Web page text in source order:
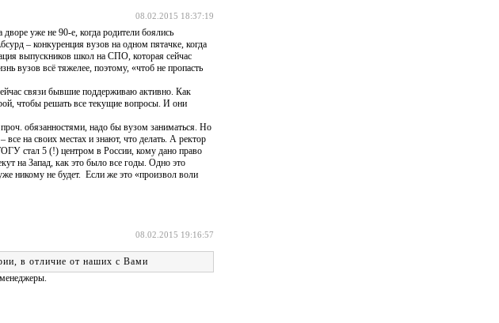
08.02.2015 18:37:19
уже не 90-е, когда родители боялись
– конкуренция вузов на одном пятачке, когда
выпускников школ на СПО, которая сейчас
вузов всё тяжелее, поэтому, «чтоб не пропасть
связи бывшие поддерживаю активно. Как
чтобы решать все текущие вопросы. И они
обязанностями, надо бы вузом заниматься. Но
на своих местах и знают, что делать. А ректор
стал 5 (!) центром в России, кому дано право
на Запад, как это было все годы. Одно это
никому не будет. Если же это «произвол воли
08.02.2015 19:16:57
в отличие от наших с Вами